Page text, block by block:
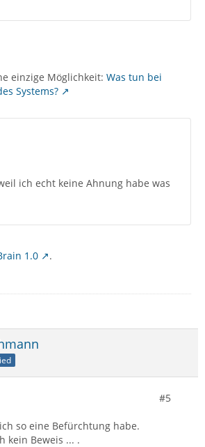
einzige Möglichkeit: Was tun bei
Systems?
ich echt keine Ahnung habe was
1.0
.
#5
so eine Befürchtung habe.
kein Beweis ... .